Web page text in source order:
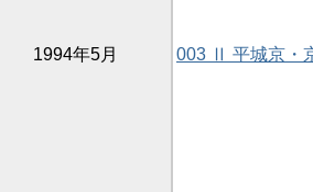
1994年5月 003 Ⅱ 平城京・